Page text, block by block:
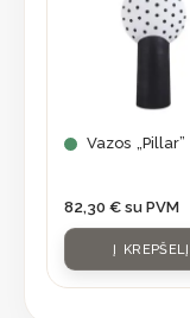
Vazos „Pillar”
82,30 € su PVM
Į KREPŠELĮ